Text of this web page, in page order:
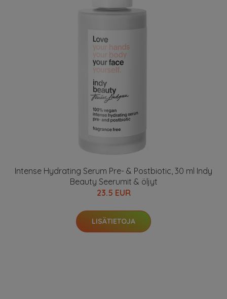
Intense Hydrating Serum Pre- & Postbiotic, 30 ml Indy
Beauty Seerumit & öljyt
23.5 EUR
LISÄTIETOJA